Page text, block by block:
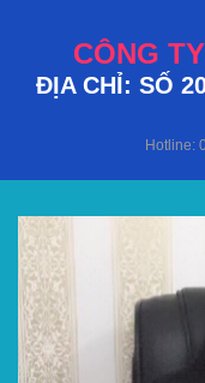
CÔNG
ĐỊA CHỈ: SỐ
Hotline: